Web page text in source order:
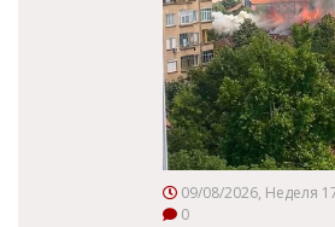
09/08/2026, Неделя
0